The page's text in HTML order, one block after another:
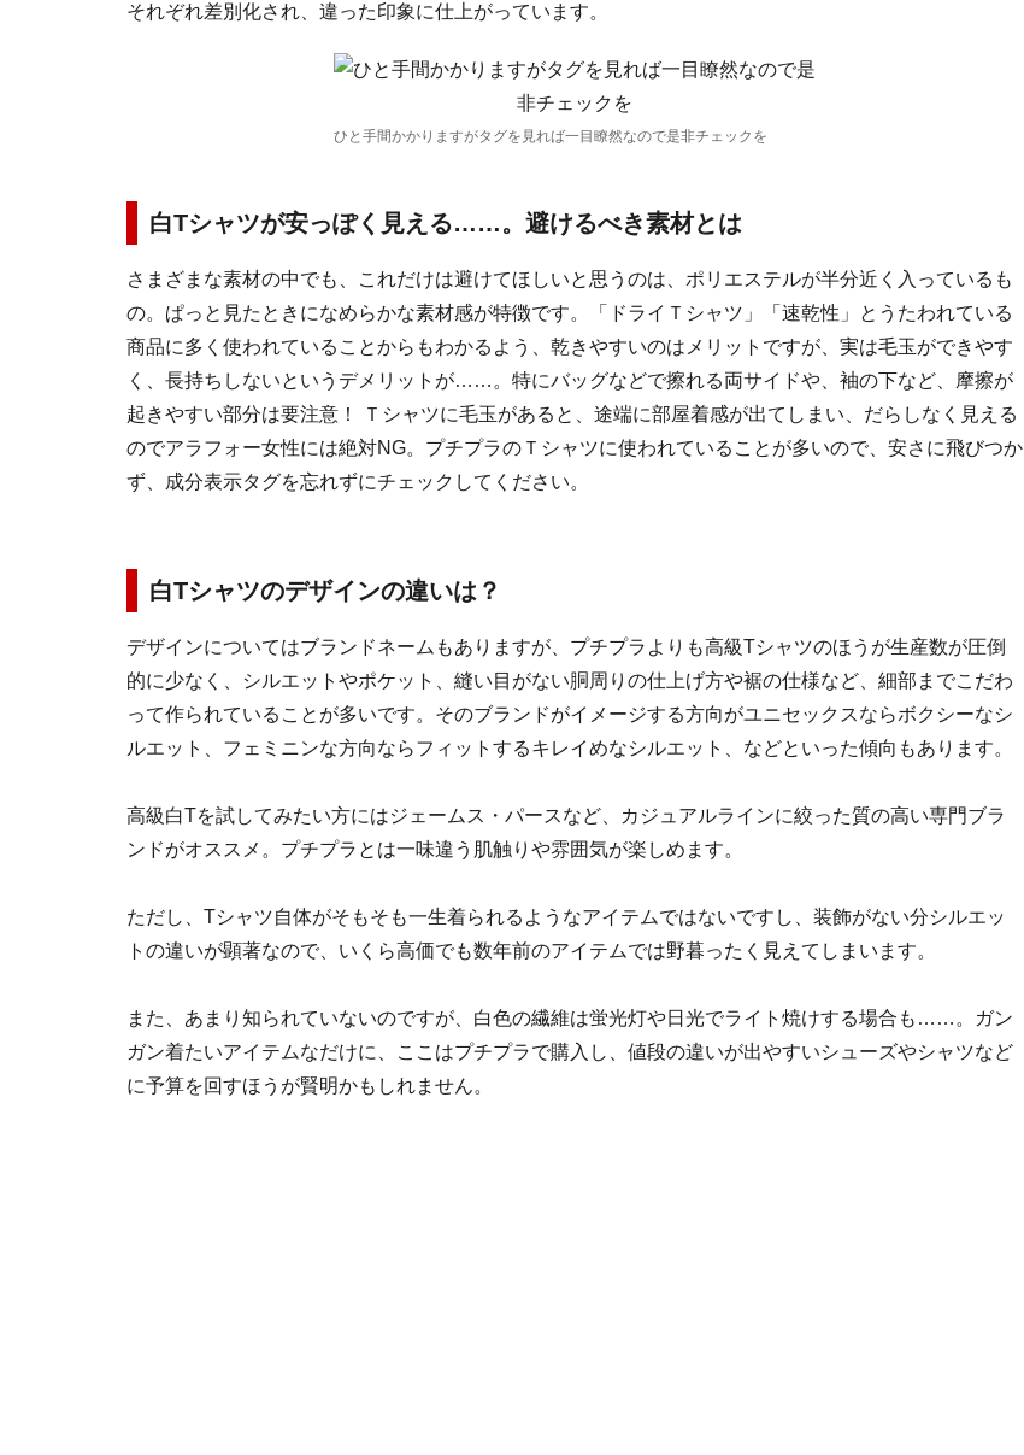
それぞれ差別化され、違った印象に仕上がっています。
ひと手間かかりますがタグを見れば一目瞭然なので是非チェックを
白Tシャツが安っぽく見える……。避けるべき素材とは
さまざまな素材の中でも、これだけは避けてほしいと思うのは、ポリエステルが半分近く入っているも
の。ぱっと見たときになめらかな素材感が特徴です。「ドライＴシャツ」「速乾性」とうたわれている
商品に多く使われていることからもわかるよう、乾きやすいのはメリットですが、実は毛玉ができやす
く、長持ちしないというデメリットが……。特にバッグなどで擦れる両サイドや、袖の下など、摩擦が
起きやすい部分は要注意！ Ｔシャツに毛玉があると、途端に部屋着感が出てしまい、だらしなく見える
のでアラフォー女性には絶対NG。プチプラのＴシャツに使われていることが多いので、安さに飛びつか
ず、成分表示タグを忘れずにチェックしてください。
白Tシャツのデザインの違いは？
デザインについてはブランドネームもありますが、プチプラよりも高級Tシャツのほうが生産数が圧倒
的に少なく、シルエットやポケット、縫い目がない胴周りの仕上げ方や裾の仕様など、細部までこだわ
って作られていることが多いです。そのブランドがイメージする方向がユニセックスならボクシーなシ
ルエット、フェミニンな方向ならフィットするキレイめなシルエット、などといった傾向もあります。
高級白Tを試してみたい方にはジェームス・パースなど、カジュアルラインに絞った質の高い専門ブラ
ンドがオススメ。プチプラとは一味違う肌触りや雰囲気が楽しめます。
ただし、Tシャツ自体がそもそも一生着られるようなアイテムではないですし、装飾がない分シルエッ
トの違いが顕著なので、いくら高価でも数年前のアイテムでは野暮ったく見えてしまいます。
また、あまり知られていないのですが、白色の繊維は蛍光灯や日光でライト焼けする場合も……。ガン
ガン着たいアイテムなだけに、ここはプチプラで購入し、値段の違いが出やすいシューズやシャツなど
に予算を回すほうが賢明かもしれません。